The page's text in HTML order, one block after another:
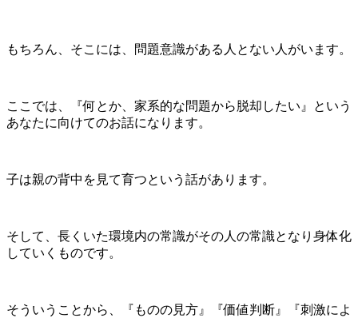
もちろん、そこには、問題意識がある人とない人がいます。
ここでは、『何とか、家系的な問題から脱却したい』という
あなたに向けてのお話になります。
子は親の背中を見て育つという話があります。
そして、長くいた環境内の常識がその人の常識となり身体化
していくものです。
そういうことから、『ものの見方』『価値判断』『刺激によ